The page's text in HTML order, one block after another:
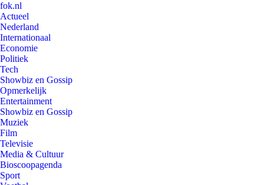
fok.nl
Actueel
Nederland
Internationaal
Economie
Politiek
Tech
Showbiz en Gossip
Opmerkelijk
Entertainment
Showbiz en Gossip
Muziek
Film
Televisie
Media & Cultuur
Bioscoopagenda
Sport